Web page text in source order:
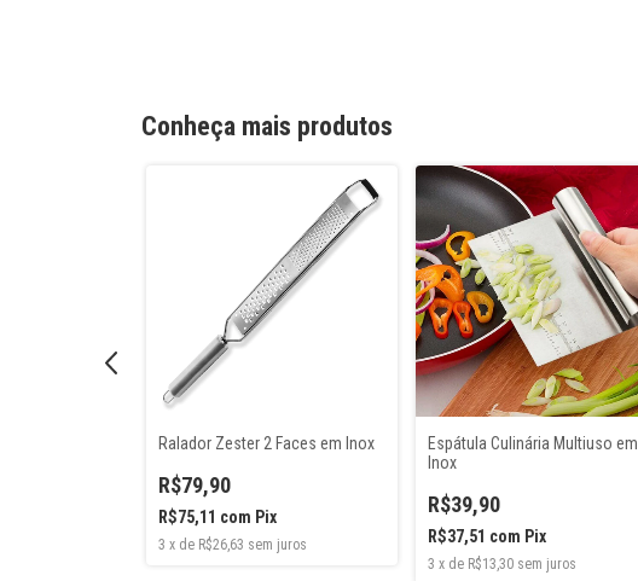
Conheça mais produtos
Ralador Zester 2 Faces em Inox
R$79,90
R$75,11 com Pix
3 x de R$26,63 sem juros
Espátula Culinária Multiuso em
Inox
R$39,90
R$37,51 com Pix
3 x de R$13,30 sem juros